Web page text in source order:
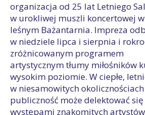
organizacja od 25 lat Letniego
w urokliwej muszli koncertowej
leśnym Bażantarnia. Impreza
w niedziele lipca i sierpnia i
zróżnicowanym programem
artystycznym tłumy miłośników
wysokim poziomie. W ciepłe,
w niesamowitych
publiczność może delektować
występami znakomitych